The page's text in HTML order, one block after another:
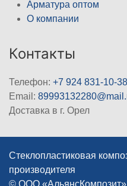
Арматура оптом
О компании
Контакты
Телефон: +7 924 831-10-38
Email:
Доставка в г. Орел
Стеклопластиковая
производителя
© ООО